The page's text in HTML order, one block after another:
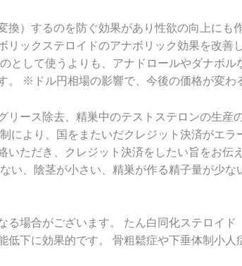
）するのを防ぐ効果があり性欲の向上にも
ックステロイドのアナボリック効果を改善
として使うよりも、アナドロールやダナボ
※ドル円相場の影響で、今後の価格が変わ
ース除去、精巣中のテストステロンの生産
により、国をまたいだクレジット決済がエラ
いただき、クレジット決済をしたい旨をお伝
い、陰茎が小さい、精巣が作る精子量が少な
場合がございます。 たん白同化ステロイド
下に効果的です。 骨粗鬆症や下垂体制小